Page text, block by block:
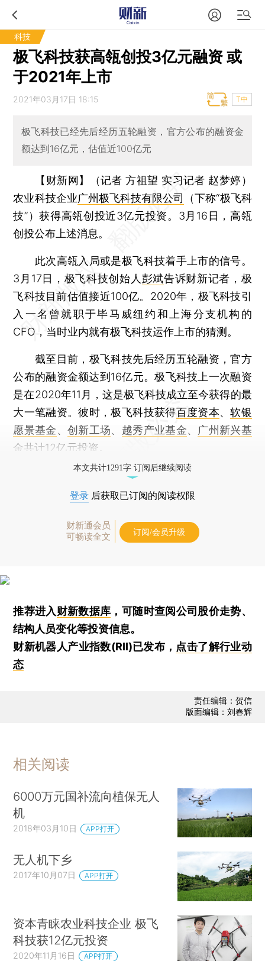
科技
极飞科技获高瓴创投3亿元融资 或
于2021年上市
2021年03月17日 18:15 T中
极飞科技已经先后经历五轮融资，官方公布的融资金
额达到16亿元，估值近100亿元
【财新网】（记者 方祖望 实习记者 赵梦婷）
农业科技企业广州极飞科技有限公司
（下称“极飞科
技”）获得高瓴创投近3亿元投资。3月16日，高瓴
创投公布上述消息。
此次高瓴入局或是极飞科技着手上市的信号。
3月17日，极飞科技创始人 彭斌告诉财新记者，极
飞科技目前估值接近100亿。2020年，极飞科技引
入一名曾就职于毕马威纽约和上海分支机构的
CFO，当时业内就有极飞科技运作上市的猜测。
截至目前，极飞科技先后经历五轮融资，官方
公布的融资金额达到16亿元。极飞科技上一次融资
是在2020年11月，这是极飞科技成立至今获得的最
大一笔融资。彼时，极飞科技获得百度资本、软银
愿景基金、创新工场、 越秀产业基金、 广州新兴基
金共计12亿元投资。
本文共计1291字 订阅后继续阅读
登录 后获取已订阅的阅读权限
财新通会员
可畅读全文
订阅/会员升级
推荐进入财新数据库 ，可随时查阅公司股价走势、
结构人员变化等投资信息。
财新机器人产业指数(RII)已发布， 点击了解行业动
态
责任编辑：贺信
版面编辑：刘春辉
相关阅读
6000万元国补流向植保无人
机
2018年03月10日 APP打开
无人机下乡
2017年10月07日 APP打开
资本青睐农业科技企业 极飞
科技获12亿元投资
2020年11月16日 APP打开